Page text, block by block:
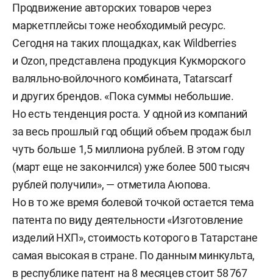
Продвижение авторских товаров через
маркетплейсы тоже необходимый ресурс.
Сегодня на таких площадках, как Wildberries
и Ozon, представлена продукция Кукморского
валяльно-войлочного комбината, Tatarscarf
и других брендов. «Пока суммы небольшие.
Но есть тенденция роста. У одной из компаний
за весь прошлый год общий объем продаж был
чуть больше 1,5 миллиона рублей. В этом году
(март еще не закончился) уже более 500 тысяч
рублей получили», — отметила Аюпова.
Но в то же время болевой точкой остается тема
патента по виду деятельности «Изготовление
изделий НХП», стоимость которого в Татарстане
самая высокая в стране. По данным минкульта,
в республике патент на 8 месяцев стоит 58 767